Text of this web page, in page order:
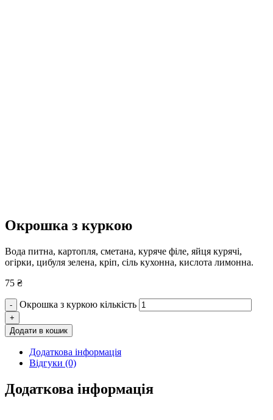
Окрошка з куркою
Вода питна, картопля, сметана, куряче філе, яйця курячі,
огірки, цибуля зелена, кріп, сіль кухонна, кислота лимонна.
75 ₴
- Окрошка з куркою кількість
+
Додати в кошик
Додаткова інформація
Відгуки (0)
Додаткова інформація